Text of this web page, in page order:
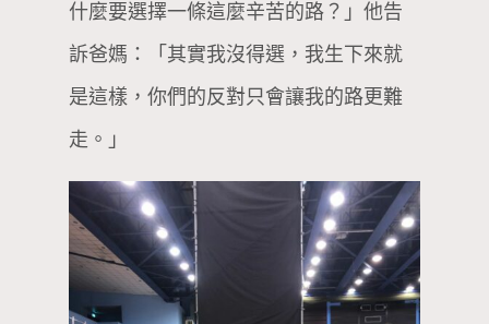
什麼要選擇一條這麼辛苦的路？」他告
訴爸媽：「其實我沒得選，我生下來就
是這樣，你們的反對只會讓我的路更難
走。」